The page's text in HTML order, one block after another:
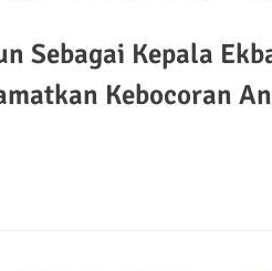
Sebagai Kepala
Kebocoran